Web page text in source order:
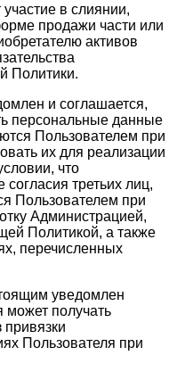
в слиянии,
продажи части или
активов
Политики.
и соглашается,
персональные данные
Пользователем при
их для реализации
что
согласия третьих лиц,
Пользователем при
Администрацией,
Политикой, а также
перечисленных
уведомлен
может получать
привязки
Пользователя при